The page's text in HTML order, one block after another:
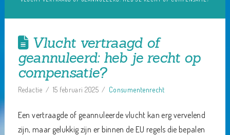
Vlucht vertraagd of
geannuleerd: heb je recht op
compensatie?
Redactie 15 februari 2025 Consumentenrecht
Een vertraagde of geannuleerde vlucht kan erg vervelend
zijn, maar gelukkig zijn er binnen de EU regels die bepalen